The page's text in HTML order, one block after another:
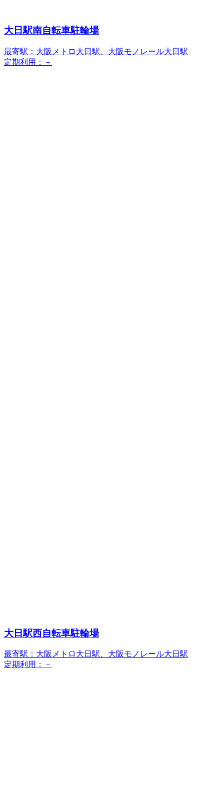
大日駅南自転車駐輪場
最寄駅：大阪メトロ大日駅、大阪モノレール大日駅
定期利用：－
大日駅西自転車駐輪場
最寄駅：大阪メトロ大日駅、大阪モノレール大日駅
定期利用：－